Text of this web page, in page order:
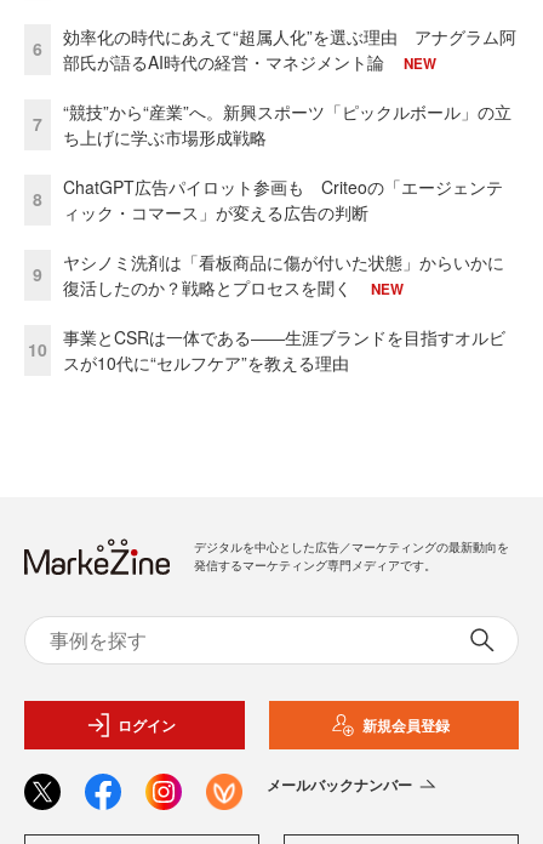
6
効率化の時代にあえて“超属人化”を選ぶ理由 アナグラム阿
部氏が語るAI時代の経営・マネジメント論
NEW
7
“競技”から“産業”へ。新興スポーツ「ピックルボール」の立
ち上げに学ぶ市場形成戦略
8
ChatGPT広告パイロット参画も Criteoの「エージェンテ
ィック・コマース」が変える広告の判断
9
ヤシノミ洗剤は「看板商品に傷が付いた状態」からいかに
復活したのか？戦略とプロセスを聞く
NEW
10
事業とCSRは一体である――生涯ブランドを目指すオルビ
スが10代に“セルフケア”を教える理由
デジタルを中心とした広告／マーケティングの最新動向を
発信するマーケティング専門メディアです。
ログイン 新規会員登録
メールバックナンバー